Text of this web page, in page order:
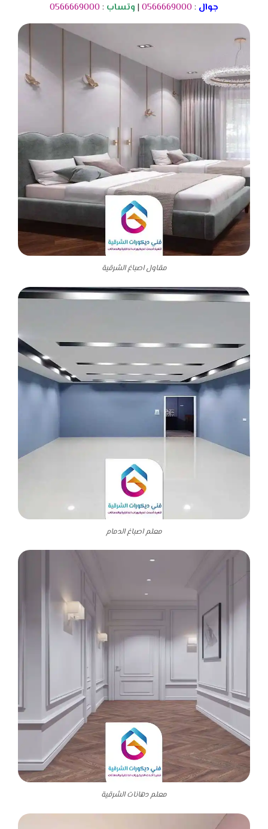
جوال :
0566669000
| وتساب :
0566669000
مقاول اصباغ الشرقية
معلم اصباغ الدمام
معلم دهانات الشرقية